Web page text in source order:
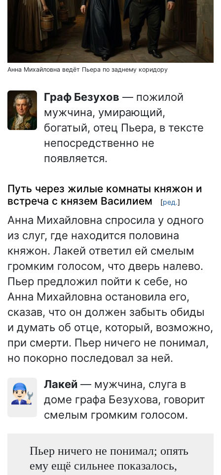
Анна Михайловна ведёт Пьера по заднему коридору
Граф Безухов — пожилой
мужчина, умирающий,
богатый, отец Пьера, в тексте
непосредственно не
появляется.
Путь через жилые комнаты княжон и
встреча с князем Василием
[ред.]
Анна Михайловна спросила у одного
из слуг, где находится половина
княжон. Лакей ответил ей смелым
громким голосом, что дверь налево.
Пьер предложил пойти к себе, но
Анна Михайловна остановила его,
сказав, что он должен забыть обиды
и думать об отце, который, возможно,
при смерти. Пьер ничего не понимал,
но покорно последовал за ней.
👨🏻‍🔧 Лакей — мужчина, слуга в
доме графа Безухова, говорит
смелым громким голосом.
Пьер ничего не понимал; опять
ему ещё сильнее показалось,